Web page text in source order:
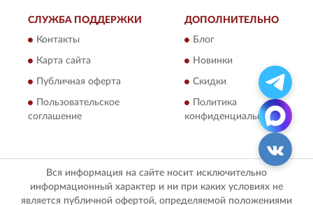
СЛУЖБА ПОДДЕРЖКИ
Контакты
Карта сайта
Публичная оферта
Пользовательское
соглашение
ДОПОЛНИТЕЛЬНО
Блог
Новинки
Скидки
Политика
конфиденциальности
Вся информация на сайте носит исключительно
информационный характер и ни при каких условиях не
является публичной офертой, определяемой положениями